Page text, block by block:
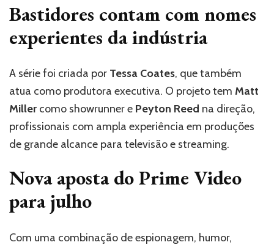
Bastidores contam com nomes
experientes da indústria
A série foi criada por Tessa Coates, que também
atua como produtora executiva. O projeto tem Matt
Miller como showrunner e Peyton Reed na direção,
profissionais com ampla experiência em produções
de grande alcance para televisão e streaming.
Nova aposta do Prime Video
para julho
Com uma combinação de espionagem, humor,